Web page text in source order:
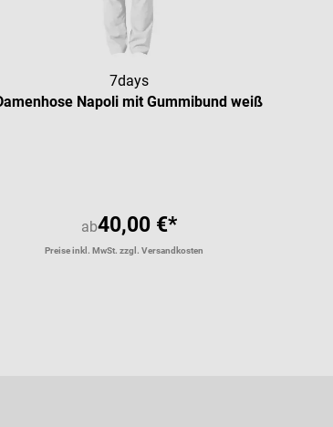
7days
Napoli mit Gummibund weiß
ab40,00 €*
Preise inkl. MwSt. zzgl. Versandkosten